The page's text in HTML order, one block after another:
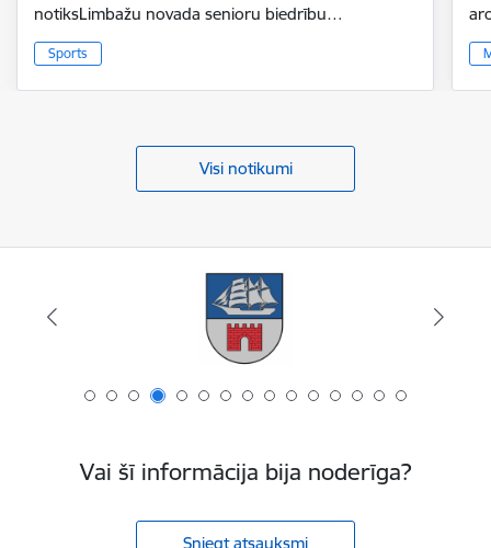
notiksLimbažu novada senioru biedrību…
Sports
Visi notikumi
Vai šī informācija bija noderīga?
Sniegt atsauksmi